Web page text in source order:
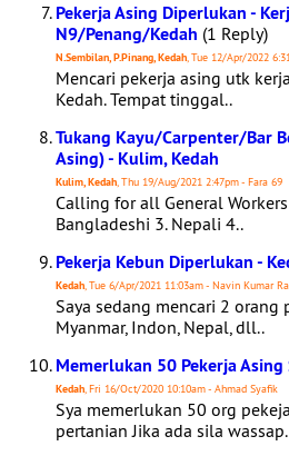
Pekerja Asing Diperlukan -
N9/Penang/Kedah (1 Reply)
N.Sembilan, P.Pinang, Kedah, Tue 12/Apr/2022
Mencari pekerja asing utk
Kedah. Tempat tinggal..
Tukang Kayu/Carpenter/Bar
Asing) - Kulim, Kedah
Kulim, Kedah, Thu 19/Aug/2021 2:47pm - Fara 69
Calling for all General
Bangladeshi 3. Nepali 4..
Pekerja Kebun Diperlukan -
Kedah, Tue 6/Apr/2021 11:03am - Navin Kumar
Saya sedang mencari 2 orang
Myanmar, Indon, Nepal, dll..
Memerlukan 50 Pekerja
Kedah, Fri 16/Oct/2020 10:10am - Ahmad Syafik
Sya memerlukan 50 org
pertanian Jika ada sila